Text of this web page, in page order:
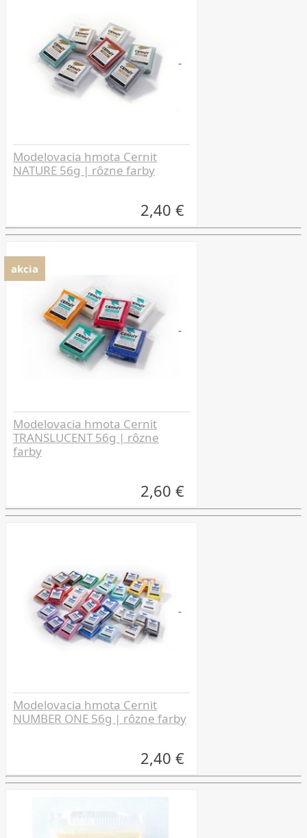
Modelovacia hmota Cernit
NATURE 56g | rôzne farby
2,40 €
Modelovacia hmota Cernit
TRANSLUCENT 56g | rôzne
farby
2,60 €
akcia
Modelovacia hmota Cernit
NUMBER ONE 56g | rôzne farby
2,40 €